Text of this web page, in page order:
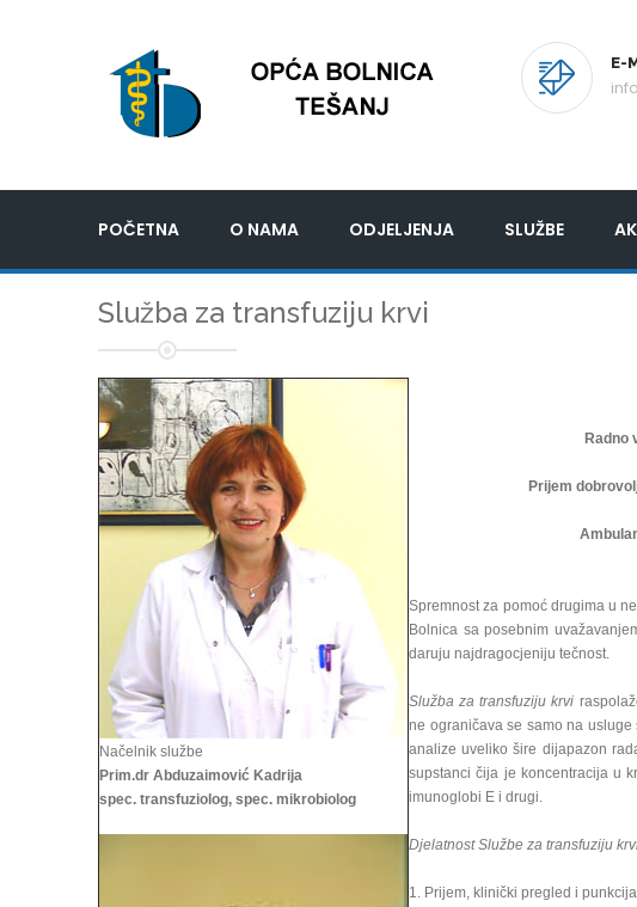
E-
POČETNA O NAMA ODJELJENJA SLUŽBE
Služba za transfuziju krvi
Načelnik službe
Prim.dr Abduzaimović Kadrija
spec. transfuziolog, spec. mikrobiolog
Radno
Prijem
Spremnost za pomoć drugima u
Bolnica sa posebnim
daruju najdragocjeniju tečnost.
Služba za transfuziju krvi
ne ograničava se samo na
analize uveliko šire dijapazon
supstanci čija je koncentracija u
imunoglobi E i drugi.
Djelatnost Službe za transfuziju
1. Prijem, klinički pregled i